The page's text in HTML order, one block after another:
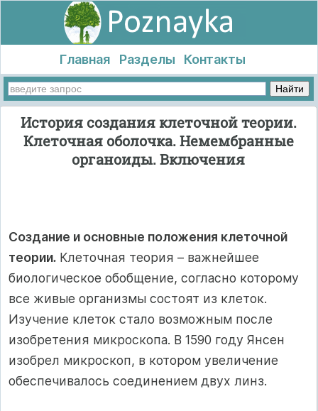
Главная Разделы Контакты
История создания клеточной теории.
Клеточная оболочка. Немембранные
органоиды. Включения
Создание и основные положения клеточной
теории. Клеточная теория – важнейшее
биологическое обобщение, согласно которому
все живые организмы состоят из клеток.
Изучение клеток стало возможным после
изобретения микроскопа. В 1590 году Янсен
изобрел микроскоп, в котором увеличение
обеспечивалось соединением двух линз.